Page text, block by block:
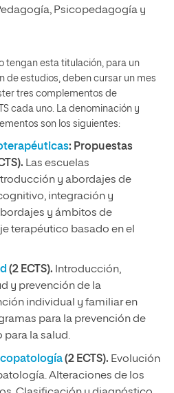
Psicopedagogía y
tengan esta titulación, para un
de estudios, deben cursar un mes
tres complementos de
cada uno. La denominación y
son los siguientes:
: Propuestas
Las escuelas
y abordajes de
integración y
y ámbitos de
terapéutico basado en el
(2 ECTS). Introducción,
y prevención de la
individual y familiar en
para la prevención de
para la salud.
(2 ECTS). Evolución
Alteraciones de los